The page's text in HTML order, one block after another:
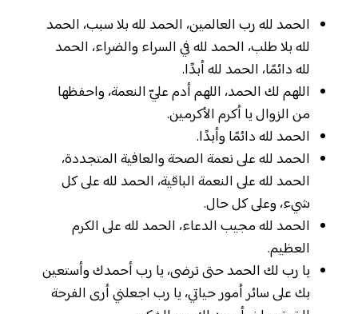
الحمد لله رب العالمين، الحمد لله بلا سبب، الحمد
لله بلا طلب، الحمد لله في السراء والضراء، الحمد
لله دائمًا، الحمد لله أبدًا.
اللهم لك الحمد، اللهم أدم عليّ النعمة، واحفظها
من الزوال يا أكرم الأكرمين.
الحمد لله دائمًا وأبدًا.
الحمد لله على نعمة الصحة والعافية المتجددة،
الحمد لله على النعمة الباقية، الحمد لله على كل
شيء، وعلى كل حال.
الحمد لله مجيب الدعاء، الحمد لله على الكرم
العظيم.
يا رب لك الحمد حتى ترضى، يا رب أحمدك وأستعين
بك على سائر أمور حياتي، يا رب اجعلني أرى الفرحة